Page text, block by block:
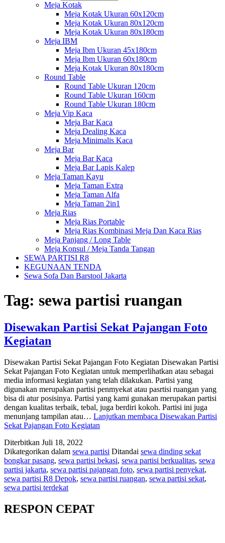
Meja Kotak
Meja Kotak Ukuran 60x120cm
Meja Kotak Ukuran 80x120cm
Meja Kotak Ukuran 80x180cm
Meja IBM
Meja Ibm Ukuran 45x180cm
Meja Ibm Ukuran 60x180cm
Meja Kotak Ukuran 80x180cm
Round Table
Round Table Ukuran 120cm
Round Table Ukuran 160cm
Round Table Ukuran 180cm
Meja Vip Kaca
Meja Bar Kaca
Meja Dealing Kaca
Meja Minimalis Kaca
Meja Bar
Meja Bar Kaca
Meja Bar Lapis Kalep
Meja Taman Kayu
Meja Taman Extra
Meja Taman Alfa
Meja Taman 2in1
Meja Rias
Meja Rias Portable
Meja Rias Kombinasi Meja Dan Kaca Rias
Meja Panjang / Long Table
Meja Konsul / Meja Tanda Tangan
SEWA PARTISI R8
KEGUNAAN TENDA
Sewa Sofa Dan Barstool Jakarta
Tag: sewa partisi ruangan
Disewakan Partisi Sekat Pajangan Foto
Kegiatan
Disewakan Partisi Sekat Pajangan Foto Kegiatan Disewakan Partisi
Sekat Pajangan Foto Kegiatan untuk memperlihatkan atau sebagai
media informasi kegiatan yang telah dilakukan. Partisi yang
digunakan merupakan partisi penmyekat atau pasrtisi ruangan yang
bisa di atur posisinya. Partisi yang kami gunakan merupakan partisi
dengan kualitas terbaik, tebal, juga berdiri kokoh. Partisi ini juga
menunjang tampilan atau… Lanjutkan membaca Disewakan Partisi
Sekat Pajangan Foto Kegiatan
Diterbitkan Juli 18, 2022
Dikategorikan dalam sewa partisi Ditandai sewa dinding sekat
bongkar pasang, sewa partisi bekasi, sewa partisi berkualitas, sewa
partisi jakarta, sewa partisi pajangan foto, sewa partisi penyekat,
sewa partisi R8 Depok, sewa partisi ruangan, sewa partisi sekat,
sewa partisi terdekat
RESPON CEPAT